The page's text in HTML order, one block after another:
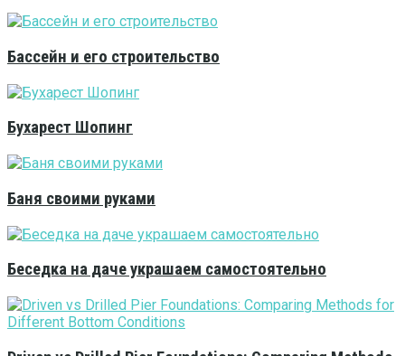
Бассейн и его строительство
Бухарест Шопинг
Баня своими руками
Беседка на даче украшаем самостоятельно